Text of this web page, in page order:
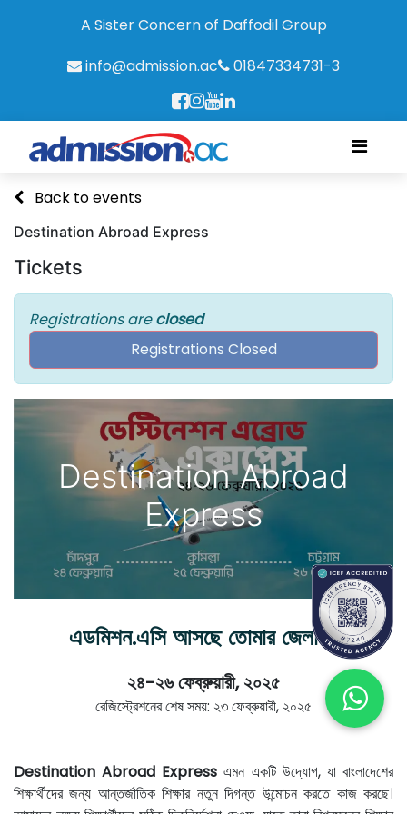
A Sister Concern of Daffodil Group
info@admission.ac
01847334731-3
Back to events
Destination Abroad Express
Tickets
Registrations areclosed
Registrations Closed
Destination Abroad
Express
এডমিশন.এসি আসছে তোমার জেলায়!
২৪-২৬ ফেব্রুয়ারী, ২০২৫
রেজিস্ট্রেশনের শেষ সময়: ২৩ ফেব্রুয়ারী, ২০২৫
Destination Abroad Express এমন একটি উদ্যোগ, যা বাংলাদেশের
শিক্ষার্থীদের জন্য আন্তর্জাতিক শিক্ষার নতুন দিগন্ত উন্মোচন করতে কাজ করছে।